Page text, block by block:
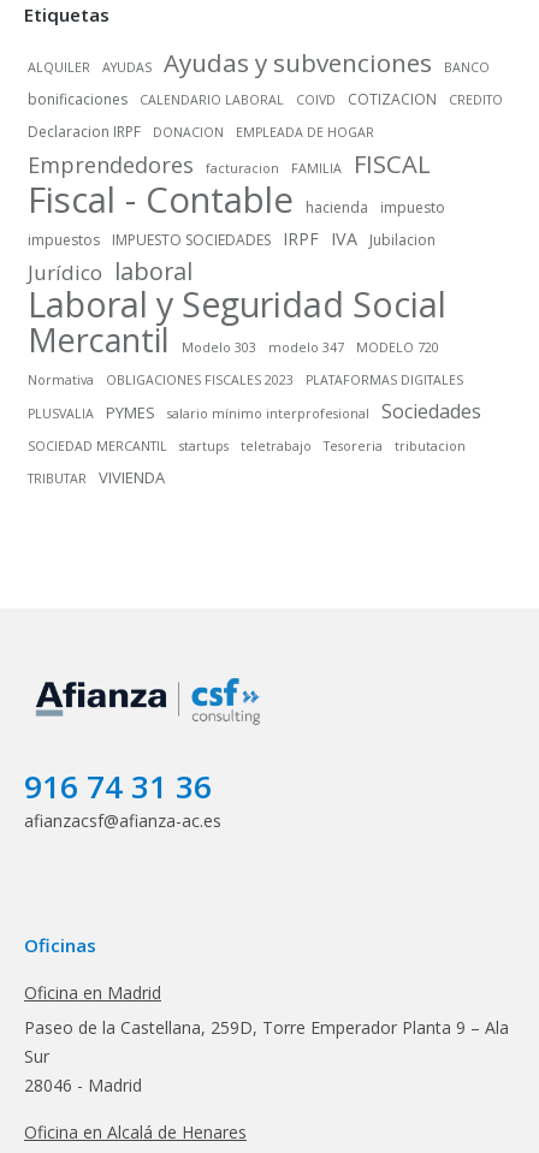
Etiquetas
ALQUILER AYUDAS Ayudas y subvenciones BANCO
bonificaciones CALENDARIO LABORAL COIVD COTIZACION CREDITO
Declaracion IRPF DONACION EMPLEADA DE HOGAR
Emprendedores facturacion FAMILIA FISCAL
Fiscal - Contable hacienda
impuesto
impuestos
IMPUESTO SOCIEDADES IRPF IVA Jubilacion
Jurídico laboral
Laboral y Seguridad Social
Mercantil Modelo 303 modelo 347
MODELO 720
Normativa
OBLIGACIONES FISCALES 2023
PLATAFORMAS DIGITALES
PLUSVALIA
PYMES salario mínimo interprofesional Sociedades
SOCIEDAD MERCANTIL startups teletrabajo Tesoreria
tributacion
TRIBUTAR
VIVIENDA
916 74 31 36
afianzacsf@afianza-ac.es
Oficinas
Oficina en Madrid
Paseo de la Castellana, 259D, Torre Emperador Planta 9 – Ala
Sur
28046 - Madrid
Oficina en Alcalá de Henares